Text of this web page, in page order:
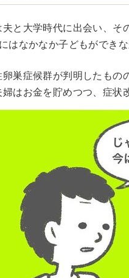
と大学時代に出会い、そ
はなかなか子どもができ
巣症候群が判明したもの
はお金を貯めつつ、症状